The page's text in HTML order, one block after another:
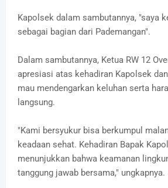
Kapolsek dalam sambutannya, "saya
sebagai bagian dari Pademangan".
Dalam sambutannya, Ketua RW 12
apresiasi atas kehadiran Kapolsek
mau mendengarkan keluhan serta
langsung.
"Kami bersyukur bisa berkumpul
keadaan sehat. Kehadiran Bapak
menunjukkan bahwa keamanan
tanggung jawab bersama," ungkapnya.